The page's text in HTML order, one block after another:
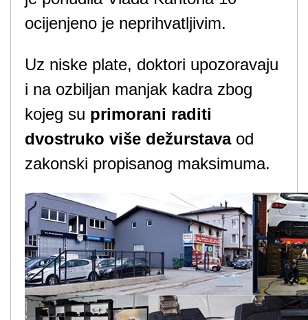
ocijenjeno je neprihvatljivim.
Uz niske plate, doktori upozoravaju
i na ozbiljan manjak kadra zbog
kojeg su primorani raditi
dvostruko više dežurstavaod
zakonski propisanog maksimuma.